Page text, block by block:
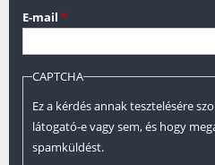
E-mail *
CAPTCHA
Ez a kérdés annak tesztelésére
látogató-e vagy sem, és hogy
spamküldést.